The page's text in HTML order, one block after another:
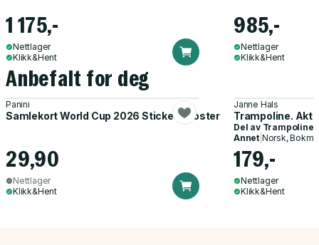
1 175,-
Nettlager
Klikk&Hent
985,-
Nettlager
Klikk&Hent
Anbefalt for deg
Panini
Samlekort World Cup 2026 Sticker Booster
29,90
Nettlager
Klikk&Hent
Janne Hals
Trampoline.
Del av Trampoline
Annet| Norsk,
179,-
Nettlager
Klikk&Hent